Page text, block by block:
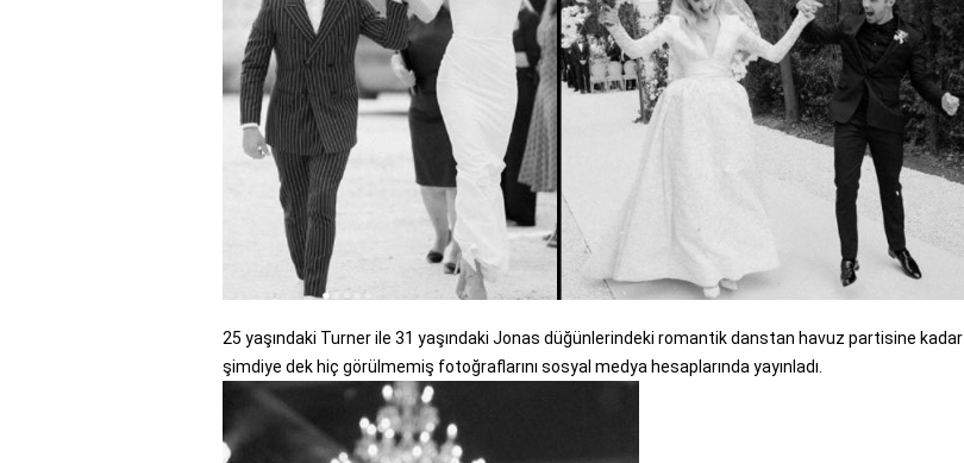
25 yaşındaki Turner ile 31 yaşındaki Jonas düğünlerindeki romantik danstan havuz partisine kadar
şimdiye dek hiç görülmemiş fotoğraflarını sosyal medya hesaplarında yayınladı.